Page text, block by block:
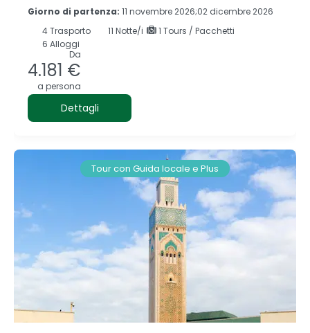
Giorno di partenza: 11 novembre 2026;02 dicembre 2026
4Trasporto 11 Notte/i
1 Tours / Pacchetti
6 Alloggi
Da
4.181 €
a persona
Dettagli
Tour con Guida locale e Plus